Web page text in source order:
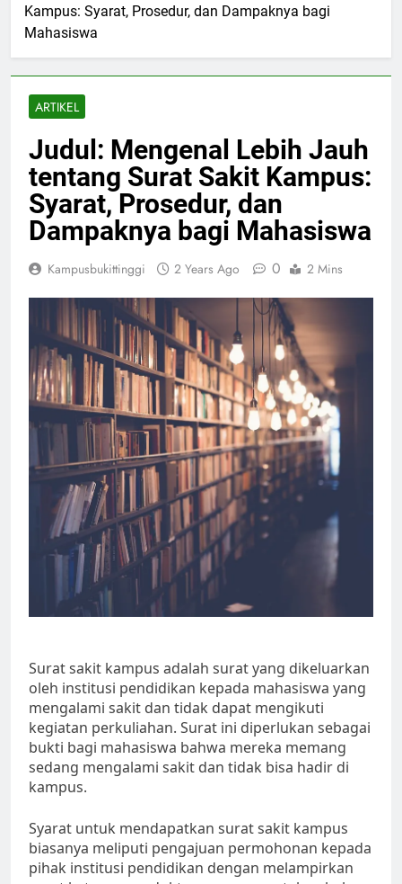
Kampus: Syarat, Prosedur, dan Dampaknya bagi
Mahasiswa
ARTIKEL
Judul: Mengenal Lebih Jauh
tentang Surat Sakit Kampus:
Syarat, Prosedur, dan
Dampaknya bagi Mahasiswa
Kampusbukittinggi 2 Years Ago 0 2 Mins
Surat sakit kampus adalah surat yang dikeluarkan
oleh institusi pendidikan kepada mahasiswa yang
mengalami sakit dan tidak dapat mengikuti
kegiatan perkuliahan. Surat ini diperlukan sebagai
bukti bagi mahasiswa bahwa mereka memang
sedang mengalami sakit dan tidak bisa hadir di
kampus.
Syarat untuk mendapatkan surat sakit kampus
biasanya meliputi pengajuan permohonan kepada
pihak institusi pendidikan dengan melampirkan